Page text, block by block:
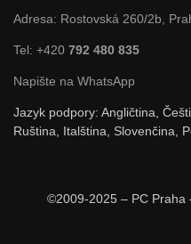
Adresa: Rostovská 260/2b,
Tel: +420 792 480 835
Napište na WhatsApp
Jazyk podpory: Angličtina,
Ruština, Italština, Slovenčina,
©2009-2025 – PC Praha